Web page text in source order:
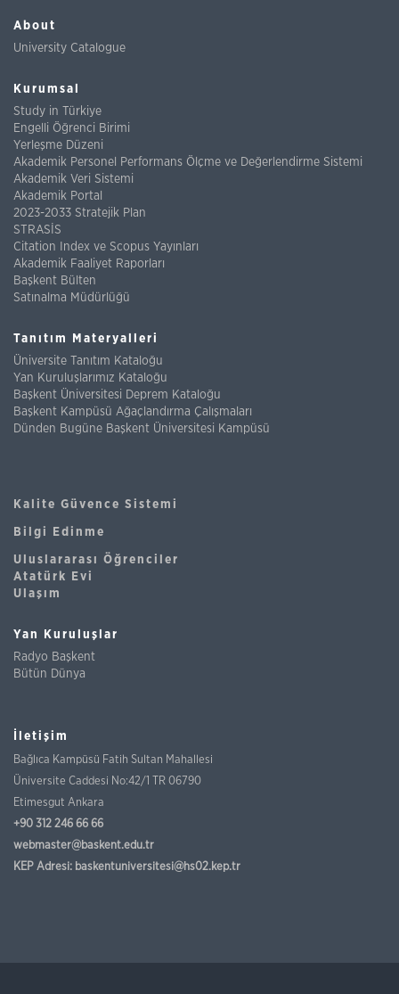
About
University Catalogue
Kurumsal
Study in Türkiye
Engelli Öğrenci Birimi
Yerleşme Düzeni
Akademik Personel Performans Ölçme ve Değerlendirme Sistemi
Akademik Veri Sistemi
Akademik Portal
2023-2033 Stratejik Plan
STRASİS
Citation Index ve Scopus Yayınları
Akademik Faaliyet Raporları
Başkent Bülten
Satınalma Müdürlüğü
Tanıtım Materyalleri
Üniversite Tanıtım Kataloğu
Yan Kuruluşlarımız Kataloğu
Başkent Üniversitesi Deprem Kataloğu
Başkent Kampüsü Ağaçlandırma Çalışmaları
Dünden Bugüne Başkent Üniversitesi Kampüsü
Kalite Güvence Sistemi
Bilgi Edinme
Uluslararası Öğrenciler
Atatürk Evi
Ulaşım
Yan Kuruluşlar
Radyo Başkent
Bütün Dünya
İletişim
Bağlıca Kampüsü Fatih Sultan Mahallesi
Üniversite Caddesi No:42/1 TR 06790
Etimesgut Ankara
+90 312 246 66 66
webmaster@baskent.edu.tr
KEP Adresi: baskentuniversitesi@hs02.kep.tr